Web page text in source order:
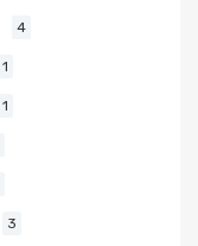
4
1
1
3